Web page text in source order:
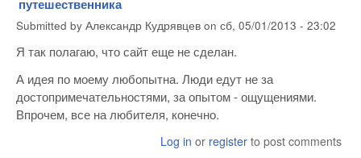
путешественника
Submitted by Александр Кудрявцев on сб, 05/01/2013 - 23:02
Я так полагаю, что сайт еще не сделан.
А идея по моему любопытна. Люди едут не за
достопримечательностями, за опытом - ощущениями.
Впрочем, все на любителя, конечно.
Log in or register to post comments